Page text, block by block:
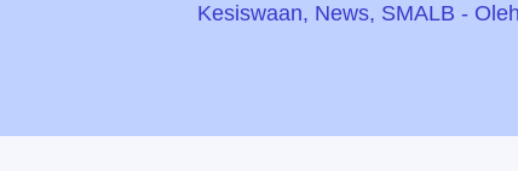
Kesiswaan, News, SMALB - Oleh